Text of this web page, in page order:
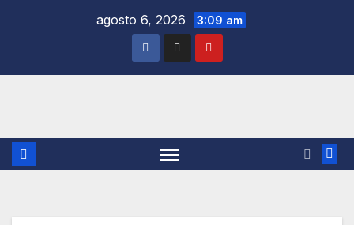
agosto 6, 2026 3:09 am